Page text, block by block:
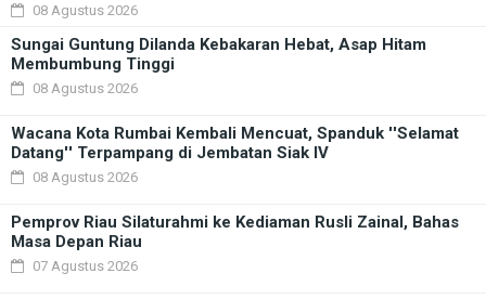
08 Agustus 2026
Sungai Guntung Dilanda Kebakaran Hebat, Asap Hitam
Membumbung Tinggi
08 Agustus 2026
Wacana Kota Rumbai Kembali Mencuat, Spanduk ''Selamat
Datang'' Terpampang di Jembatan Siak IV
08 Agustus 2026
Pemprov Riau Silaturahmi ke Kediaman Rusli Zainal, Bahas
Masa Depan Riau
07 Agustus 2026